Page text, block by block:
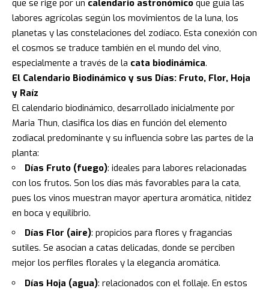
que se rige por un calendario astronómico que guía las
labores agrícolas según los movimientos de la luna, los
planetas y las constelaciones del zodíaco. Esta conexión con
el cosmos se traduce también en el mundo del vino,
especialmente a través de la cata biodinámica.
El Calendario Biodinámico y sus Días: Fruto, Flor, Hoja
y Raíz
El calendario biodinámico, desarrollado inicialmente por
Maria Thun, clasifica los días en función del elemento
zodiacal predominante y su influencia sobre las partes de la
planta:
Días Fruto (fuego): ideales para labores relacionadas
con los frutos. Son los días más favorables para la cata,
pues los vinos muestran mayor apertura aromática, nitidez
en boca y equilibrio.
Días Flor (aire): propicios para flores y fragancias
sutiles. Se asocian a catas delicadas, donde se perciben
mejor los perfiles florales y la elegancia aromática.
Días Hoja (agua): relacionados con el follaje. En estos